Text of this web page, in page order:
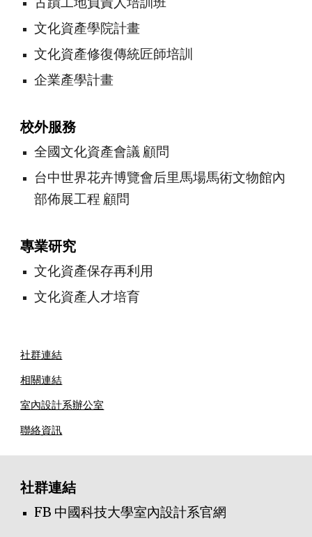
文化資產學院計畫
文化資產修復傳統匠師培訓
企業產學計畫
校外服務
全國文化資產會議 顧問
台中世界花卉博覽會后里馬場馬術文物館內
部佈展工程 顧問
專業研究
文化資產保存再利用
文化資產人才培育
社群連結
相關連結
室內設計系辦公室
聯絡資訊
社群連結
FB 中國科技大學室內設計系官網